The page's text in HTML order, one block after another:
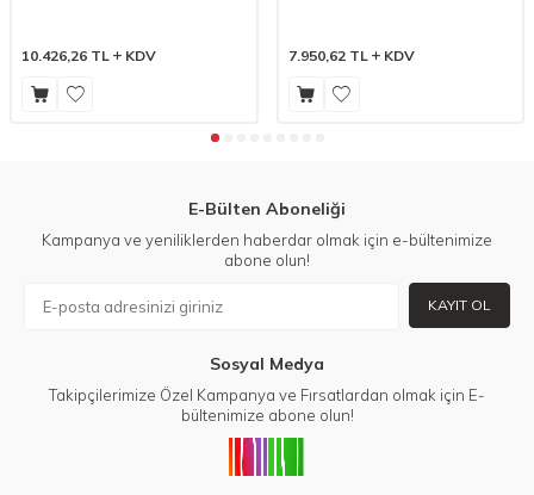
10.426,26 TL KDV 7.950,62TL KDV
E-Bülten Aboneliği
Kampanya ve yeniliklerden haberdar olmak için e-bültenimize
abone olun!
KAYIT OL
Sosyal Medya
Takipçilerimize Özel Kampanya ve Fırsatlardan olmak için E-
bültenimize abone olun!